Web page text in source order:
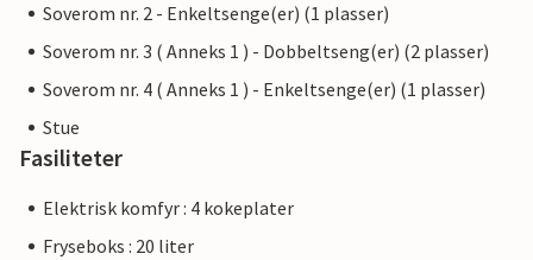
Soverom nr. 2 - Enkeltsenge(er) (1 plasser)
Soverom nr. 3 ( Anneks 1 ) - Dobbeltseng(er) (2 plasser)
Soverom nr. 4 ( Anneks 1 ) - Enkeltsenge(er) (1 plasser)
Stue
Fasiliteter
Elektrisk komfyr : 4 kokeplater
Fryseboks : 20 liter